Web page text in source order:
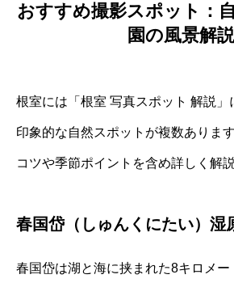
おすすめ撮影スポット：
園の風景解説
根室には「根室 写真スポット 解説」
印象的な自然スポットが複数ありま
コツや季節ポイントを含め詳しく解説
春国岱（しゅんくにたい）湿
春国岱は湖と海に挟まれた8キロメ